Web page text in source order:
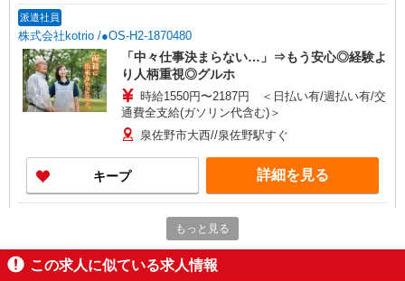
派遣社員
株式会社kotrio /●OS-H2-1870480
「中々仕事決まらない…」⇒もう安心◎経験よ
り人柄重視◎グルホ
時給1550円〜2187円 ＜日払い有/週払い有/交
通費全支給(ガソリン代含む)＞
泉佐野市大西//泉佐野駅すぐ
キープ 詳細を見る
株式会社kotrio /●OS-H2-2086429
＜泉佐野市＞小さなデイサービスSTAFF≪週3
勤務≫≪夕方退社≫
もっと見る
この求人に似ている求人情報